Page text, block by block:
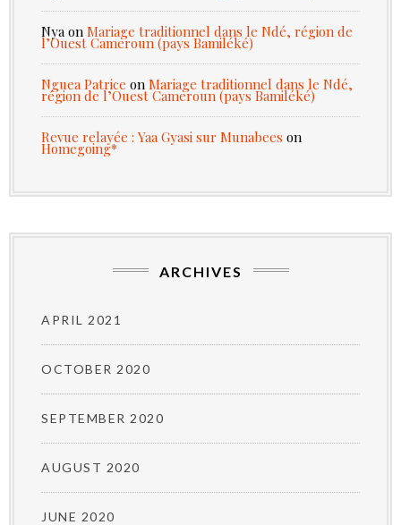
Nya on Mariage traditionnel dans le Ndé, région de
l’Ouest Cameroun (pays Bamiléké)
Nguea Patrice on Mariage traditionnel dans le Ndé,
région de l’Ouest Cameroun (pays Bamiléké)
Revue relayée : Yaa Gyasi sur Munabees on
Homegoing*
ARCHIVES
APRIL 2021
OCTOBER 2020
SEPTEMBER 2020
AUGUST 2020
JUNE 2020